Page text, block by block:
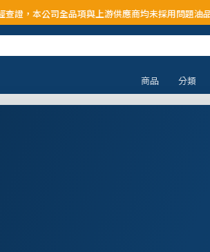
與上游供應商均未採用問題油品，請安心購買食用
商品 分類